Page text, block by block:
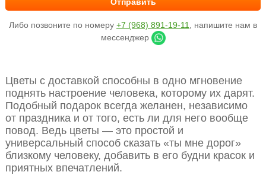
Либо позвоните по номеру +7 (968) 891-19-11
, напишите нам в
мессенджер
Цветы с доставкой способны в одно мгновение
поднять настроение человека, которому их дарят.
Подобный подарок всегда желанен, независимо
от праздника и от того, есть ли для него вообще
повод. Ведь цветы — это простой и
универсальный способ сказать «ты мне дорог»
близкому человеку, добавить в его будни красок и
приятных впечатлений.